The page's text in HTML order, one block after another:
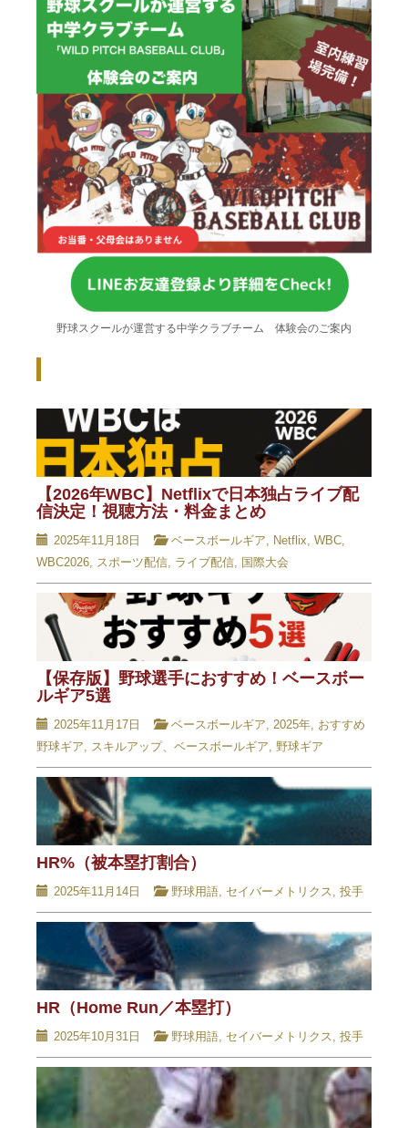
野球スクールが運営する中学クラブチーム 体験会のご案内
【2026年WBC】Netflixで日本独占ライブ配
信決定！視聴方法・料金まとめ
2025年11月18日 ベースボールギア, Netflix, WBC,
WBC2026, スポーツ配信, ライブ配信, 国際大会
【保存版】野球選手におすすめ！ベースボー
ルギア5選
2025年11月17日 ベースボールギア, 2025年, おすすめ
野球ギア, スキルアップ、ベースボールギア, 野球ギア
HR%（被本塁打割合）
2025年11月14日 野球用語, セイバーメトリクス, 投手
HR（Home Run／本塁打）
2025年10月31日 野球用語, セイバーメトリクス, 投手